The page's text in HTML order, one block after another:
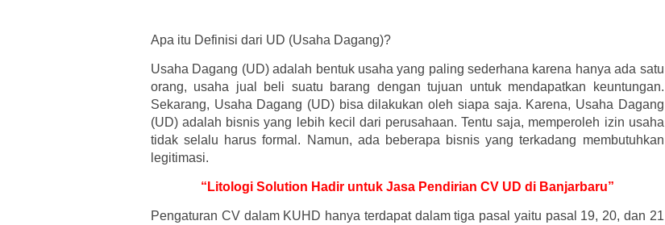
Apa itu Definisi dari UD (Usaha Dagang)?
Usaha Dagang (UD) adalah bentuk usaha yang paling sederhana karena hanya ada satu
orang, usaha jual beli suatu barang dengan tujuan untuk mendapatkan keuntungan.
Sekarang, Usaha Dagang (UD) bisa dilakukan oleh siapa saja. Karena, Usaha Dagang
(UD) adalah bisnis yang lebih kecil dari perusahaan. Tentu saja, memperoleh izin usaha
tidak selalu harus formal. Namun, ada beberapa bisnis yang terkadang membutuhkan
legitimasi.
“Litologi Solution Hadir untuk Jasa Pendirian CV UD di Banjarbaru”
Pengaturan CV dalam KUHD hanya terdapat dalam tiga pasal yaitu pasal 19, 20, dan 21